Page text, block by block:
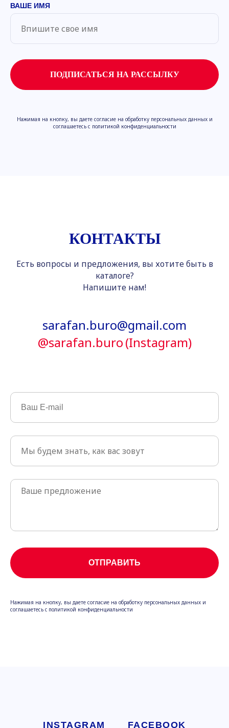
ВАШЕ ИМЯ
ПОДПИСАТЬСЯ НА РАССЫЛКУ
Нажимая на кнопку, вы даете согласие на обработку персональных данных и
соглашаетесь с политикой конфиденциальности
КОНТАКТЫ
Есть вопросы и предложения, вы хотите быть в
каталоге?
Напишите нам!
sarafan.buro@gmail.com
@sarafan.buro(Instagram)
ОТПРАВИТЬ
Нажимая на кнопку, вы даете согласие на обработку персональных данных и
соглашаетесь c политикой конфиденциальности
INSTAGRAM FACEBOOK